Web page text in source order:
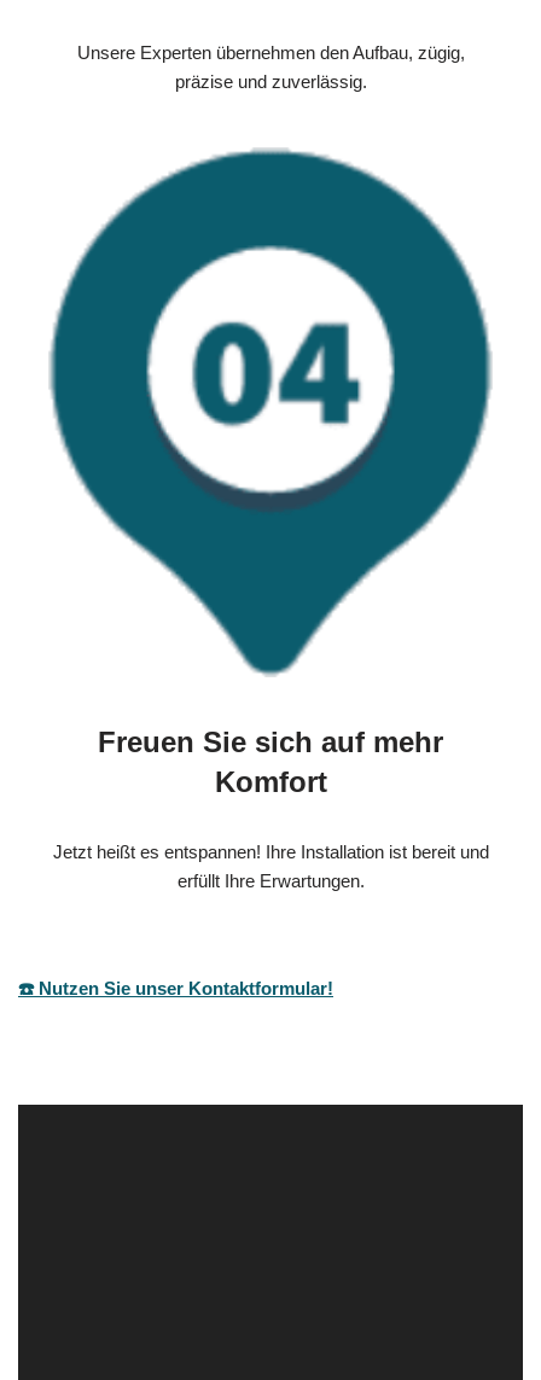
Unsere Experten übernehmen den Aufbau, zügig,
präzise und zuverlässig.
Freuen Sie sich auf mehr
Komfort
Jetzt heißt es entspannen! Ihre Installation ist bereit und
erfüllt Ihre Erwartungen.
☎️ Nutzen Sie unser Kontaktformular!